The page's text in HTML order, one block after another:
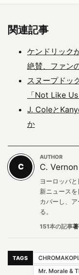
関連記事
ケンドリック
絶賛、ファン
スヌープドッ
「Not Like
J. Coleと
か
C
AUTHOR
C.
ヨーロッパ
新ニュース
カバーし、
る。
151本の記事
TAGS
Mr. Morale &